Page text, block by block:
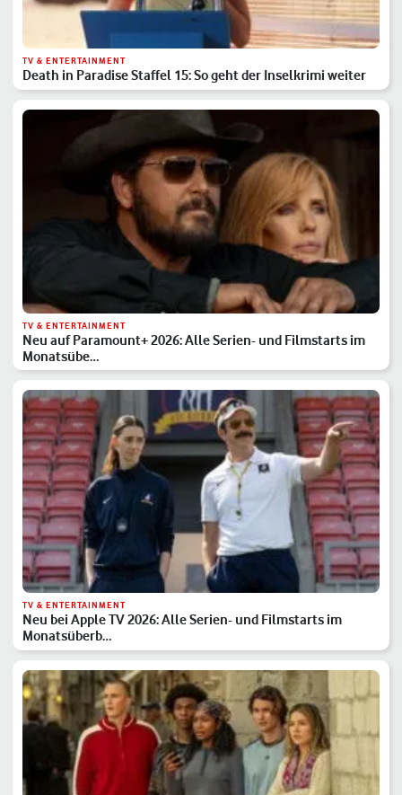
TV & ENTERTAINMENT
Death in Paradise Staffel 15: So geht der Inselkrimi weiter
TV & ENTERTAINMENT
Neu auf Paramount+ 2026: Alle Serien- und Filmstarts im
Monatsübe…
TV & ENTERTAINMENT
Neu bei Apple TV 2026: Alle Serien- und Filmstarts im
Monatsüberb…